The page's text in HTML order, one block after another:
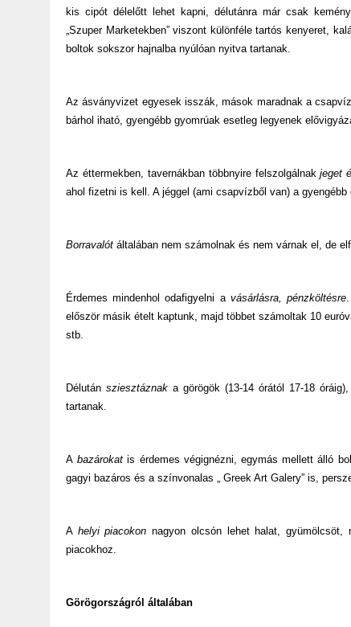
kis cipót délelőtt lehet kapni, délutánra már csak
„Szuper Marketekben” viszont különféle tartós kenyeret,
boltok sokszor hajnalba nyúlóan nyitva tartanak.
Az ásványvizet egyesek isszák, mások maradnak a
bárhol iható, gyengébb gyomrúak esetleg legyenek
Az éttermekben, tavernákban többnyire felszolgálnakjeget
ahol fizetni is kell. A jéggel (ami csapvízből van) a
Borravalót általában nem számolnak és nem várnak el, de
Érdemes mindenhol odafigyelni a vásárlásra, pénzköltésre
először másik ételt kaptunk, majd többet számoltak 10
stb.
Délután sziesztáznaka görögök (13-14 órától 17-18
tartanak.
A bazárokatis érdemes végignézni, egymás mellett álló
gagyi bazáros és a színvonalas „ Greek Art Galery” is,
A helyi piacokon nagyon olcsón lehet halat,
piacokhoz.
Görögországról általában